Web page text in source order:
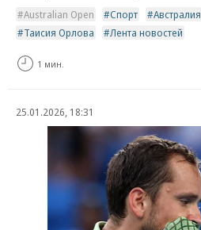
Australian Open Спорт Австралия
Таисия Орлова
Лента новостей
1 мин.
25.01.2026, 18:31